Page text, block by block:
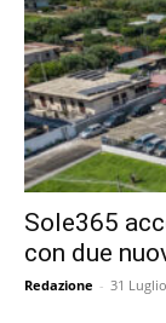
Sole365
con due
Redazione - 31